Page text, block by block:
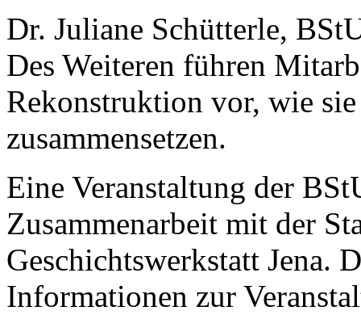
Dr. Juliane Schütterle,
Des Weiteren führen
Rekonstruktion vor, wie
zusammensetzen.
Eine Veranstaltung der
Zusammenarbeit mit der
Geschichtswerkstatt Jena.
Informationen zur